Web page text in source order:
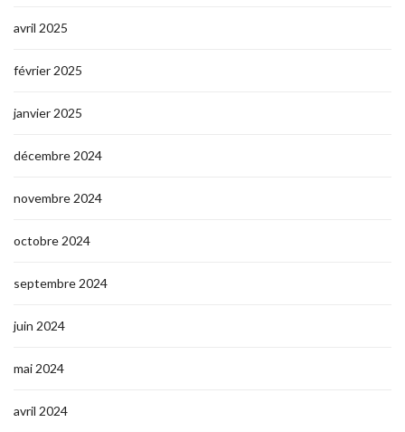
avril 2025
février 2025
janvier 2025
décembre 2024
novembre 2024
octobre 2024
septembre 2024
juin 2024
mai 2024
avril 2024